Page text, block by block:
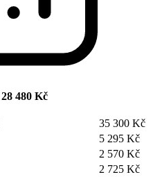
28 480 Kč
35 300 Kč
5 295 Kč
2 570 Kč
2 725 Kč